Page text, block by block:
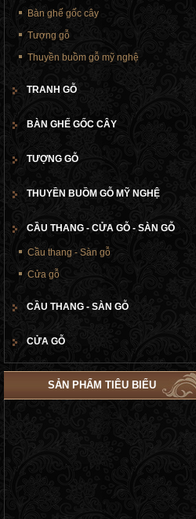
Bàn ghế gốc cây
Tượng gỗ
Thuyền buồm gỗ mỹ nghệ
TRANH GỖ
BÀN GHẾ GỐC CÂY
TƯỢNG GỖ
THUYỀN BUỒM GỖ MỸ NGHỆ
CẦU THANG - CỬA GỖ - SÀN GỖ
Cầu thang - Sàn gỗ
Cửa gỗ
CẦU THANG - SÀN GỖ
CỬA GỖ
SẢN PHẨM TIÊU BIỂU